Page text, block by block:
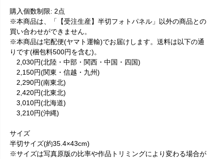
購入個数制限: 2点
※本商品は、「【受注生産】半切フォトパネル」以外の商品との
買い合わせができません。
※本商品は宅配便(ヤマト運輸)でお届けします。送料は以下の通
りです(梱包料500円を含む)。
2,030円(北陸・中部・関西・中国・四国)
2,150円(関東・信越・九州)
2,290円(南東北)
2,420円(北東北)
3,010円(北海道)
3,210円(沖縄)
サイズ
半切サイズ(約35.4×43cm)
※サイズは写真原版の比率や作品トリミングにより変わる場合が